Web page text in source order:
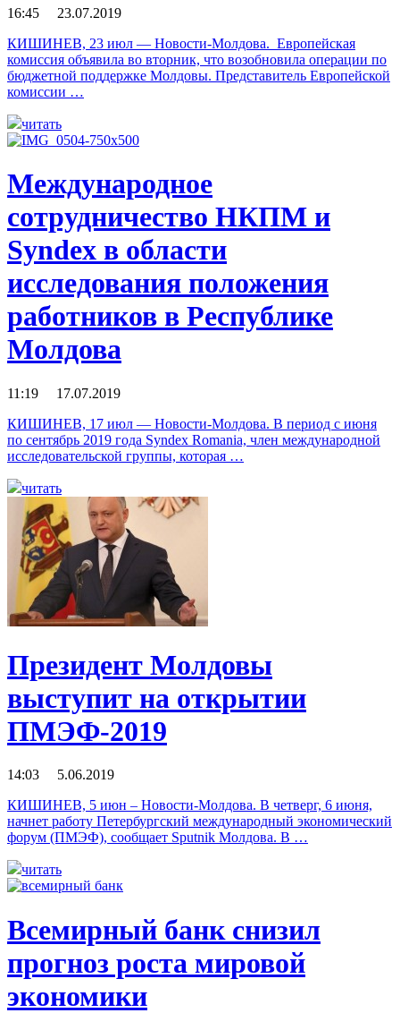
16:45 23.07.2019
КИШИНЕВ, 23 июл — Новости-Молдова. Европейская
комиссия объявила во вторник, что возобновила операции по
бюджетной поддержке Молдовы. Представитель Европейской
комиссии …
читать
Международное
сотрудничество НКПМ и
Syndex в области
исследования положения
работников в Республике
Молдова
11:19 17.07.2019
КИШИНЕВ, 17 июл — Новости-Молдова. В период с июня
по сентябрь 2019 года Syndex Romania, член международной
исследовательской группы, которая …
читать
Президент Молдовы
выступит на открытии
ПМЭФ-2019
14:03 5.06.2019
КИШИНЕВ, 5 июн – Новости-Молдова. В четверг, 6 июня,
начнет работу Петербургский международный экономический
форум (ПМЭФ), сообщает Sputnik Молдова. В …
читать
Всемирный банк снизил
прогноз роста мировой
экономики